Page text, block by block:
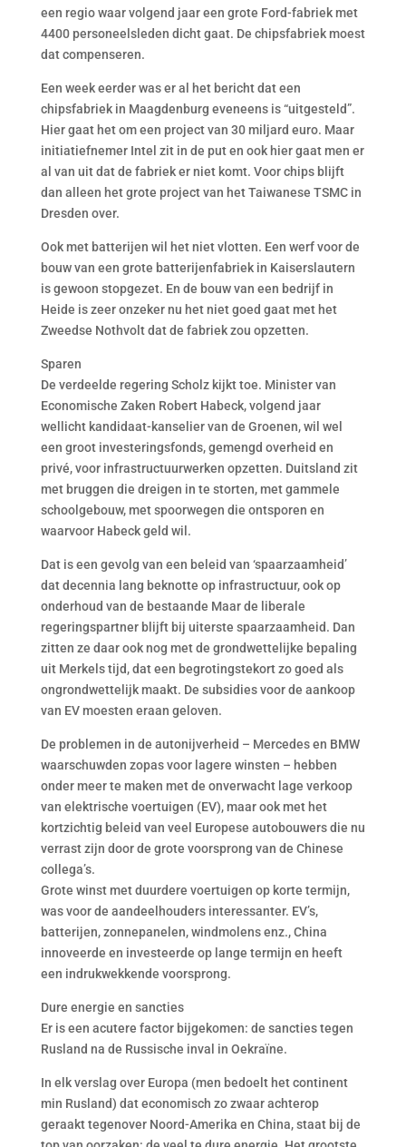
een regio waar volgend jaar een grote Ford-fabriek met
4400 personeelsleden dicht gaat. De chipsfabriek moest
dat compenseren.
Een week eerder was er al het bericht dat een
chipsfabriek in Maagdenburg eveneens is “uitgesteld”.
Hier gaat het om een project van 30 miljard euro. Maar
initiatiefnemer Intel zit in de put en ook hier gaat men er
al van uit dat de fabriek er niet komt. Voor chips blijft
dan alleen het grote project van het Taiwanese TSMC in
Dresden over.
Ook met batterijen wil het niet vlotten. Een werf voor de
bouw van een grote batterijenfabriek in Kaiserslautern
is gewoon stopgezet. En de bouw van een bedrijf in
Heide is zeer onzeker nu het niet goed gaat met het
Zweedse Nothvolt dat de fabriek zou opzetten.
Sparen
De verdeelde regering Scholz kijkt toe. Minister van
Economische Zaken Robert Habeck, volgend jaar
wellicht kandidaat-kanselier van de Groenen, wil wel
een groot investeringsfonds, gemengd overheid en
privé, voor infrastructuurwerken opzetten. Duitsland zit
met bruggen die dreigen in te storten, met gammele
schoolgebouw, met spoorwegen die ontsporen en
waarvoor Habeck geld wil.
Dat is een gevolg van een beleid van ‘spaarzaamheid’
dat decennia lang beknotte op infrastructuur, ook op
onderhoud van de bestaande Maar de liberale
regeringspartner blijft bij uiterste spaarzaamheid. Dan
zitten ze daar ook nog met de grondwettelijke bepaling
uit Merkels tijd, dat een begrotingstekort zo goed als
ongrondwettelijk maakt. De subsidies voor de aankoop
van EV moesten eraan geloven.
De problemen in de autonijverheid – Mercedes en BMW
waarschuwden zopas voor lagere winsten – hebben
onder meer te maken met de onverwacht lage verkoop
van elektrische voertuigen (EV), maar ook met het
kortzichtig beleid van veel Europese autobouwers die nu
verrast zijn door de grote voorsprong van de Chinese
collega’s.
Grote winst met duurdere voertuigen op korte termijn,
was voor de aandeelhouders interessanter. EV’s,
batterijen, zonnepanelen, windmolens enz., China
innoveerde en investeerde op lange termijn en heeft
een indrukwekkende voorsprong.
Dure energie en sancties
Er is een acutere factor bijgekomen: de sancties tegen
Rusland na de Russische inval in Oekraïne.
In elk verslag over Europa (men bedoelt het continent
min Rusland) dat economisch zo zwaar achterop
geraakt tegenover Noord-Amerika en China, staat bij de